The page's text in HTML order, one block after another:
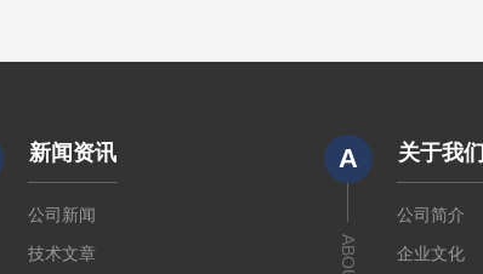
新闻资讯
公司新闻
技术文章
A 关于我们
公司简介
企业文化